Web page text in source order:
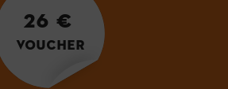
26 €
VOUCHER